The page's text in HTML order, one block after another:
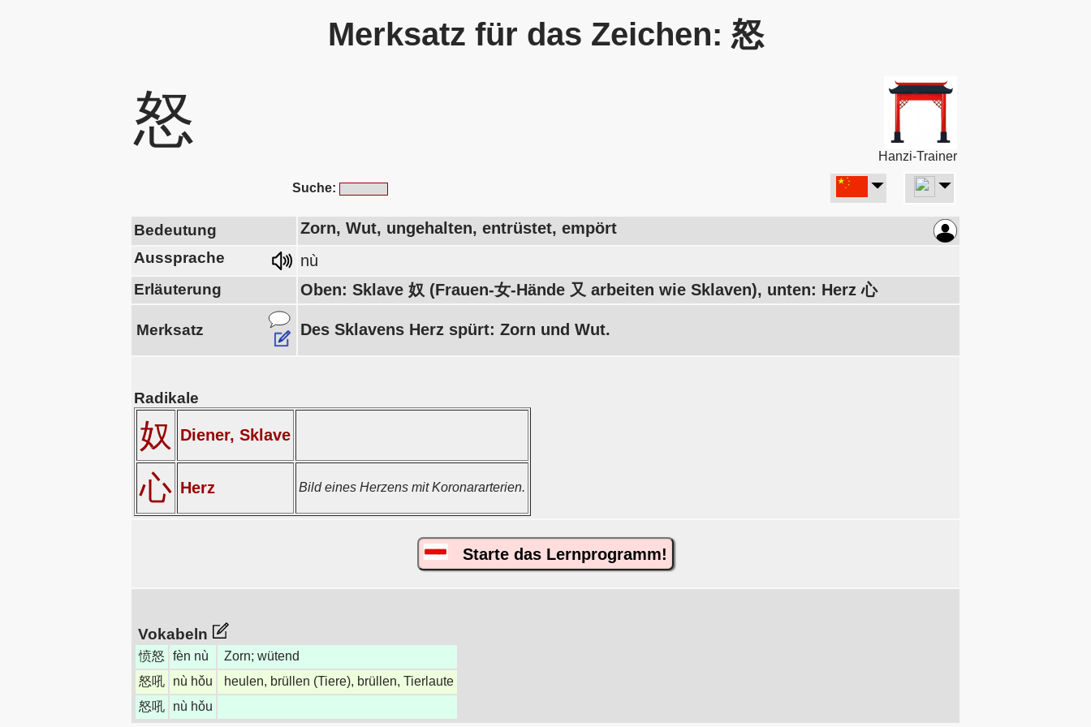
Merksatz für das Zeichen: 怒
怒
Hanzi-Trainer
Suche:
Bedeutung Zorn, Wut, ungehalten, entrüstet, empört
Aussprache nù
Erläuterung Oben: Sklave 奴 (Frauen-女-Hände 又 arbeiten wie Sklaven), unten: Herz 心
Merksatz Des Sklavens Herz spürt: Zorn und Wut.
Radikale
奴 Diener, Sklave
心 Herz Bild eines Herzens mit Koronararterien.
Starte das Lernprogramm!
Vokabeln
愤怒 fèn nù
Zorn; wütend
怒吼
nù hǒu
heulen, brüllen (Tiere), brüllen, Tierlaute
怒吼
nù hǒu